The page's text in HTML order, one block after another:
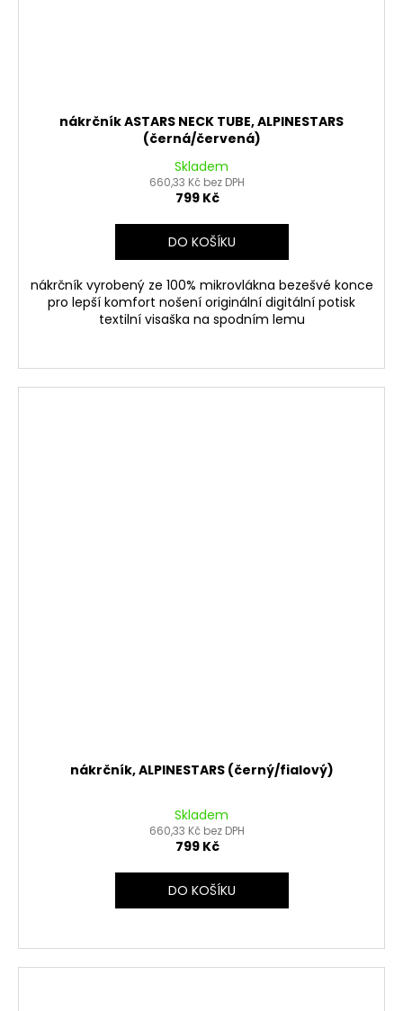
nákrčník ASTARS NECK TUBE, ALPINESTARS
(černá/červená)
Skladem
660,33 Kč bez DPH
799 Kč
DO KOŠÍKU
nákrčník vyrobený ze 100% mikrovlákna bezešvé konce
pro lepší komfort nošení originální digitální potisk
textilní visaška na spodním lemu
nákrčník, ALPINESTARS (černý/fialový)
Skladem
660,33 Kč bez DPH
799 Kč
DO KOŠÍKU